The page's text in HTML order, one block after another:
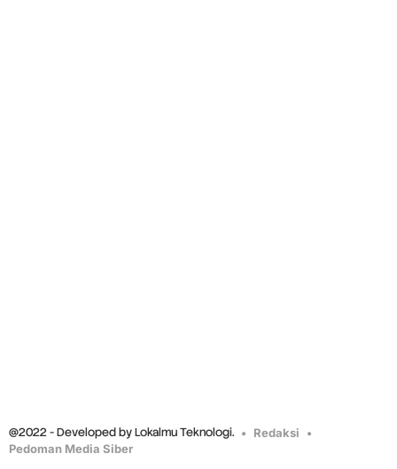
@2022 - Developed by Lokalmu Teknologi.
Redaksi
Pedoman Media Siber